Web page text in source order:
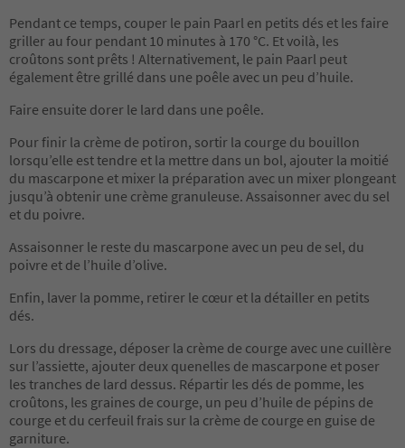
Pendant ce temps, couper le pain Paarl en petits dés et les faire
griller au four pendant 10 minutes à 170 °C. Et voilà, les
croûtons sont prêts ! Alternativement, le pain Paarl peut
également être grillé dans une poêle avec un peu d’huile.
Faire ensuite dorer le lard dans une poêle.
Pour finir la crème de potiron, sortir la courge du bouillon
lorsqu’elle est tendre et la mettre dans un bol, ajouter la moitié
du mascarpone et mixer la préparation avec un mixer plongeant
jusqu’à obtenir une crème granuleuse. Assaisonner avec du sel
et du poivre.
Assaisonner le reste du mascarpone avec un peu de sel, du
poivre et de l’huile d’olive.
Enfin, laver la pomme, retirer le cœur et la détailler en petits
dés.
Lors du dressage, déposer la crème de courge avec une cuillère
sur l’assiette, ajouter deux quenelles de mascarpone et poser
les tranches de lard dessus. Répartir les dés de pomme, les
croûtons, les graines de courge, un peu d’huile de pépins de
courge et du cerfeuil frais sur la crème de courge en guise de
garniture.